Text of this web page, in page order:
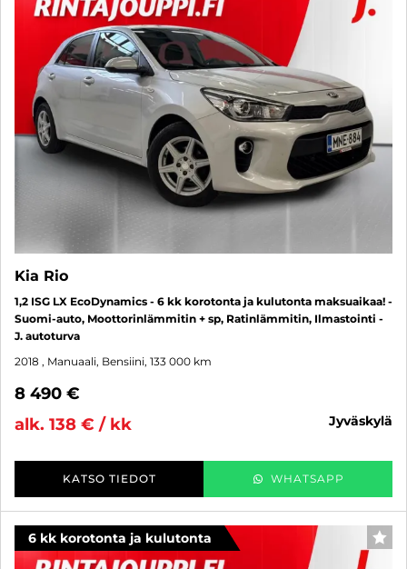
Kia Rio
1,2 ISG LX EcoDynamics - 6 kk korotonta ja kulutonta maksuaikaa! -
Suomi-auto, Moottorinlämmitin + sp, Ratinlämmitin, Ilmastointi -
J. autoturva
2018 , Manuaali, Bensiini, 133 000 km
8 490 €
alk. 138 € / kk
jyväskylä
KATSO TIEDOT WHATSAPP
6 kk korotonta ja kulutonta